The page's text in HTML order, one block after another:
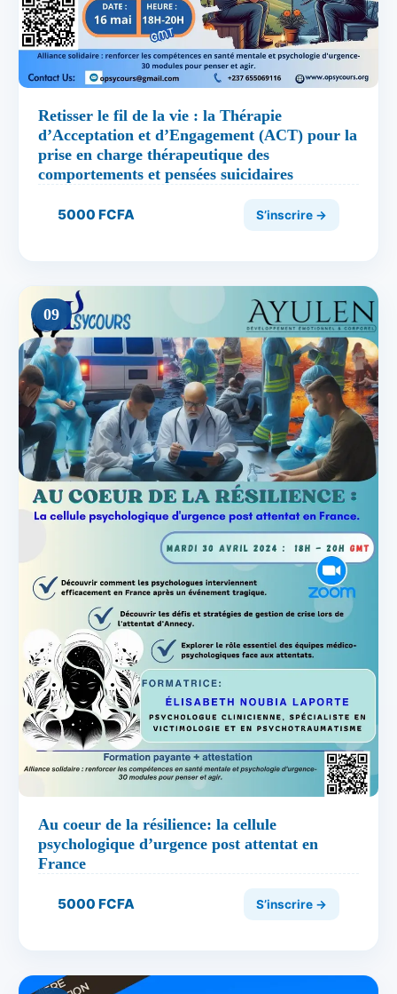
Retisser le fil de la vie : la Thérapie
d’Acceptation et d’Engagement (ACT) pour la
prise en charge thérapeutique des
comportements et pensées suicidaires
5000 FCFA S’inscrire →
09
Au coeur de la résilience: la cellule
psychologique d’urgence post attentat en
France
5000 FCFA S’inscrire →